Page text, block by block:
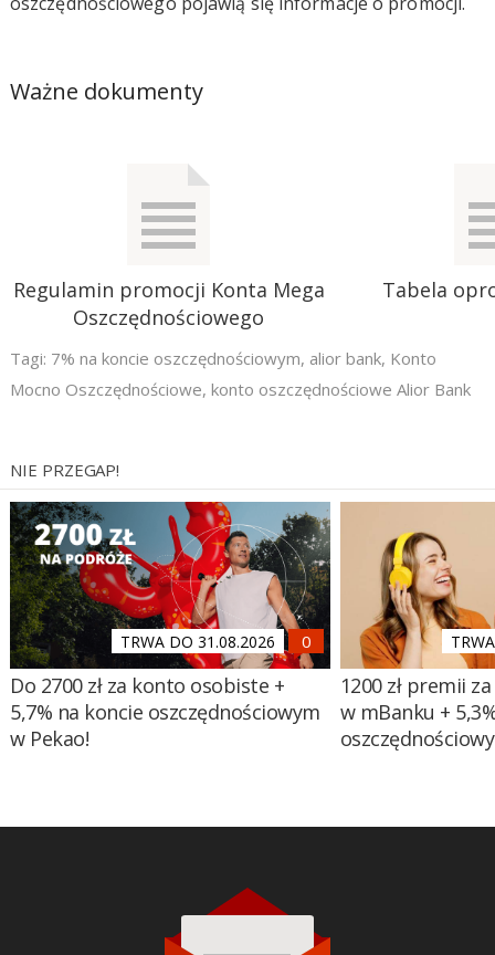
Ważne dokumenty
Regulamin promocji Konta Mega
Oszczędnościowego
Tabela
Tagi: 7% na koncie oszczędnościowym, alior bank, Konto
Mocno Oszczędnościowe, konto oszczędnościowe Alior Bank
NIE PRZEGAP!
TRWA DO 31.08.2026
Do 2700 zł za konto osobiste +
5,7% na koncie oszczędnościowym
w Pekao!
1200 zł premii
w mBanku +